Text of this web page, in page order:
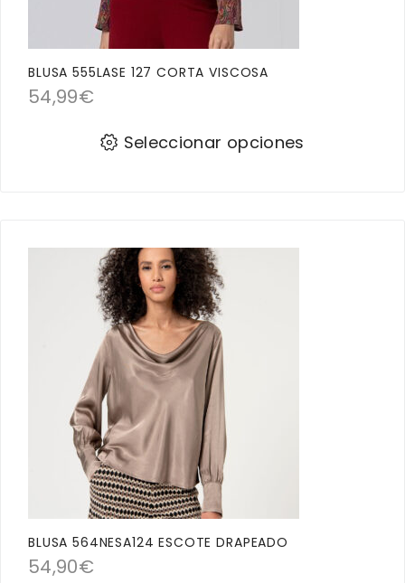
BLUSA 555LASE 127 CORTA VISCOSA
54,99€
Seleccionar opciones
BLUSA 564NESA124 ESCOTE DRAPEADO
54,90€